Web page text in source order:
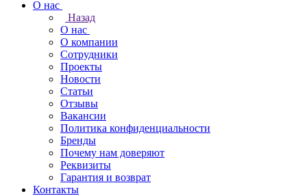
О нас
Назад
О нас
О компании
Сотрудники
Проекты
Новости
Статьи
Отзывы
Вакансии
Политика конфиденциальности
Бренды
Почему нам доверяют
Реквизиты
Гарантия и возврат
Контакты